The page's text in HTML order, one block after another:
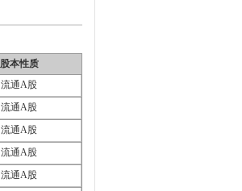
股本性质
流通A股
流通A股
流通A股
流通A股
流通A股